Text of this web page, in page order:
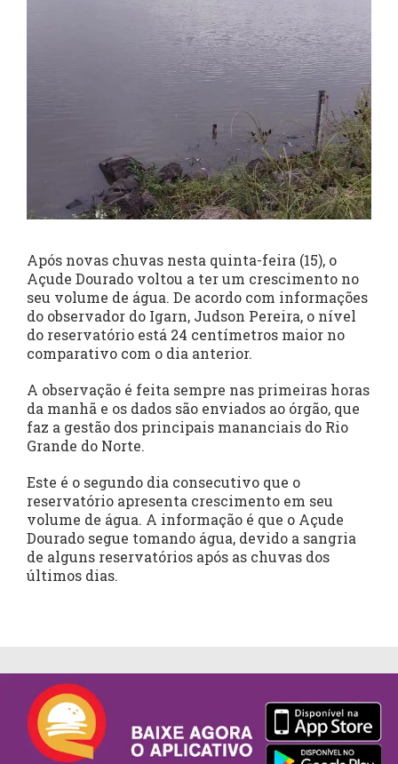
Após novas chuvas nesta quinta-feira (15), o
Açude Dourado voltou a ter um crescimento no
seu volume de água. De acordo com informações
do observador do Igarn, Judson Pereira, o nível
do reservatório está 24 centímetros maior no
comparativo com o dia anterior.
A observação é feita sempre nas primeiras horas
da manhã e os dados são enviados ao órgão, que
faz a gestão dos principais mananciais do Rio
Grande do Norte.
Este é o segundo dia consecutivo que o
reservatório apresenta crescimento em seu
volume de água. A informação é que o Açude
Dourado segue tomando água, devido a sangria
de alguns reservatórios após as chuvas dos
últimos dias.